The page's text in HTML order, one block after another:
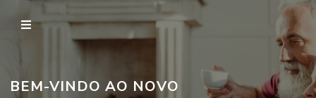
BEM-VINDO AO NOVO